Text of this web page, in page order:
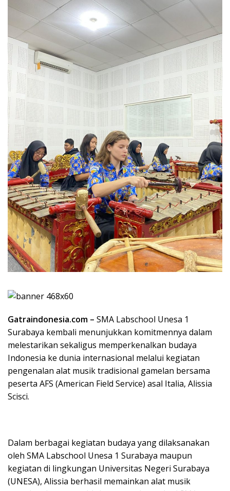
Gatraindonesia.com – SMA Labschool Unesa 1
Surabaya kembali menunjukkan komitmennya dalam
melestarikan sekaligus memperkenalkan budaya
Indonesia ke dunia internasional melalui kegiatan
pengenalan alat musik tradisional gamelan bersama
peserta AFS (American Field Service) asal Italia, Alissia
Scisci.
Dalam berbagai kegiatan budaya yang dilaksanakan
oleh SMA Labschool Unesa 1 Surabaya maupun
kegiatan di lingkungan Universitas Negeri Surabaya
(UNESA), Alissia berhasil memainkan alat musik